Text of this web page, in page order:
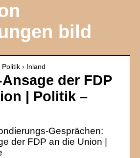
bild
› Inland
der FDP
| Politik –
Gesprächen:
der FDP an die Union |